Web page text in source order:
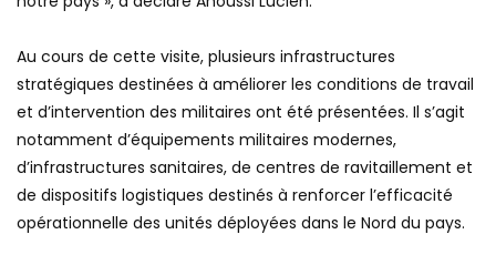
‎Au cours de cette visite, plusieurs infrastructures
stratégiques destinées à améliorer les conditions de travail
et d’intervention des militaires ont été présentées. Il s’agit
notamment d’équipements militaires modernes,
d’infrastructures sanitaires, de centres de ravitaillement et
de dispositifs logistiques destinés à renforcer l’efficacité
opérationnelle des unités déployées dans le Nord du pays.